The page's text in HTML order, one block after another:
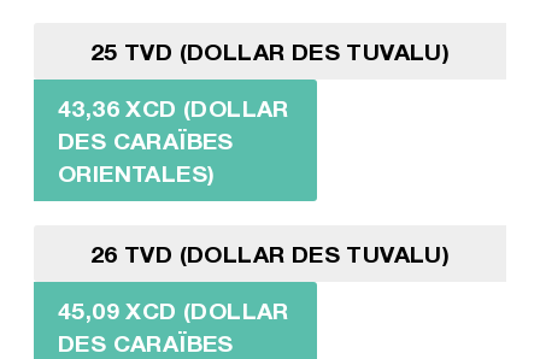
25 TVD (DOLLAR DES TUVALU)
43,36 XCD (DOLLAR
DES CARAÏBES
ORIENTALES)
26 TVD (DOLLAR DES TUVALU)
45,09 XCD (DOLLAR
DES CARAÏBES